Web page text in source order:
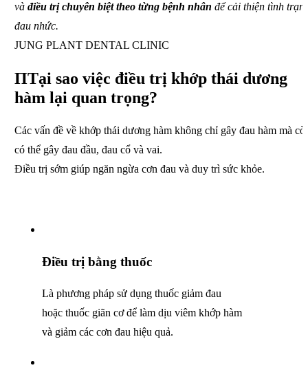
và điều trị chuyên biệt theo từng bệnh nhân để cải thiện tình
đau nhức.
JUNG PLANT DENTAL CLINIC
ПTại sao việc điều trị khớp thái dương
hàm lại quan trọng?
Các vấn đề về khớp thái dương hàm không chỉ gây đau hàm mà
có thể gây đau đầu, đau cổ và vai.
Điều trị sớm giúp ngăn ngừa cơn đau và duy trì sức khỏe.
Điều trị bằng thuốc
Là phương pháp sử dụng thuốc giảm đau
hoặc thuốc giãn cơ để làm dịu viêm khớp hàm
và giảm các cơn đau hiệu quả.